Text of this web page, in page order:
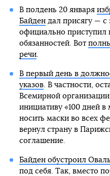
В полдень 20 января
Байдендал присягу — с
официально приступил
обязанностей. Вот
речи.
В первый день в
указов. В частности,
Всемирной
инициативу «100 дней в
носить маски во всех
вернул страну в
соглашение.
Байден обустроил
под себя. Так, вместо